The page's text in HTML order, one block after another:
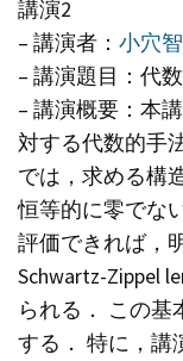
講演2
– 講演者： 小穴
– 講演題目：代
– 講演概要：本
対する代数的手
では，求める構
恒等的に零でな
評価できれば，
Schwartz-Zippel
られる． この
する． 特に，講